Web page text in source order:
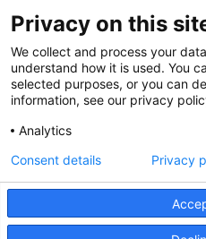
935 120 481
@CGTCatalunya
CGTCatalunya
cgtcatalunya
Privacy on this
We collect and process your
understand how it is used. You
selected purposes, or you can
information, see our privacy
Analytics
Consent details Privacy